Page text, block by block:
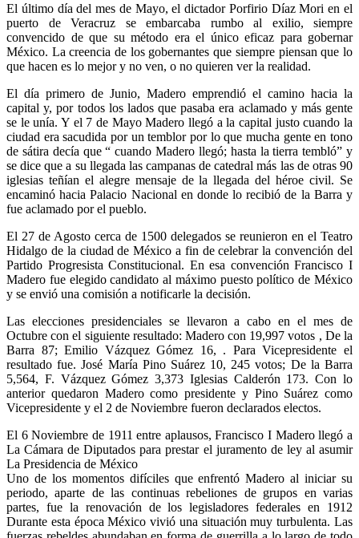
El último día del mes de Mayo, el dictador Porfirio Díaz Mori en el
puerto de Veracruz se embarcaba rumbo al exilio, siempre
convencido de que su método era el único eficaz para gobernar
México. La creencia de los gobernantes que siempre piensan que lo
que hacen es lo mejor y no ven, o no quieren ver la realidad.
El día primero de Junio, Madero emprendió el camino hacia la
capital y, por todos los lados que pasaba era aclamado y más gente
se le unía. Y el 7 de Mayo Madero llegó a la capital justo cuando la
ciudad era sacudida por un temblor por lo que mucha gente en tono
de sátira decía que “ cuando Madero llegó; hasta la tierra tembló” y
se dice que a su llegada las campanas de catedral más las de otras 90
iglesias teñían el alegre mensaje de la llegada del héroe civil. Se
encaminó hacia Palacio Nacional en donde lo recibió de la Barra y
fue aclamado por el pueblo.
El 27 de Agosto cerca de 1500 delegados se reunieron en el Teatro
Hidalgo de la ciudad de México a fin de celebrar la convención del
Partido Progresista Constitucional. En esa convención Francisco I
Madero fue elegido candidato al máximo puesto político de México
y se envió una comisión a notificarle la decisión.
Las elecciones presidenciales se llevaron a cabo en el mes de
Octubre con el siguiente resultado: Madero con 19,997 votos , De la
Barra 87; Emilio Vázquez Gómez 16, . Para Vicepresidente el
resultado fue. José María Pino Suárez 10, 245 votos; De la Barra
5,564, F. Vázquez Gómez 3,373 Iglesias Calderón 173. Con lo
anterior quedaron Madero como presidente y Pino Suárez como
Vicepresidente y el 2 de Noviembre fueron declarados electos.
El 6 Noviembre de 1911 entre aplausos, Francisco I Madero llegó a
La Cámara de Diputados para prestar el juramento de ley al asumir
La Presidencia de México
Uno de los momentos difíciles que enfrentó Madero al iniciar su
periodo, aparte de las continuas rebeliones de grupos en varias
partes, fue la renovación de los legisladores federales en 1912
Durante esta época México vivió una situación muy turbulenta. Las